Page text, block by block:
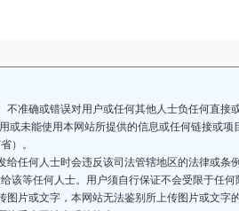
准确或错误对用户或任何其他人士负任何直接或
未能使用本网站所提供的信息或任何链接或
）。
任何人士时会违反该司法管辖地区的法律或
等任何人士。用户须自行保证不会受限于任
片或文字，本网站无法鉴别所上传图片或文字